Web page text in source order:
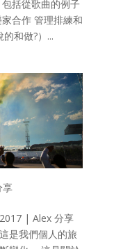
括從歌曲的例子
合作 管理排練和
和做?）...
享
| Alex 分享
是我們個人的旅